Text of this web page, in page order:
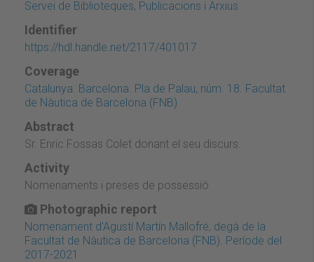
Servei de Biblioteques, Publicacions i Arxius
Identifier
https://hdl.handle.net/2117/401017
Coverage
Catalunya. Barcelona. Pla de Palau, núm. 18. Facultat
de Nàutica de Barcelona (FNB)
Abstract
Sr. Enric Fossas Colet donant el seu discurs.
Activity
Nomenaments i preses de possessió
Photographic report
Nomenament d'Agustí Martín Mallofré, degà de la
Facultat de Nàutica de Barcelona (FNB). Període del
2017-2021